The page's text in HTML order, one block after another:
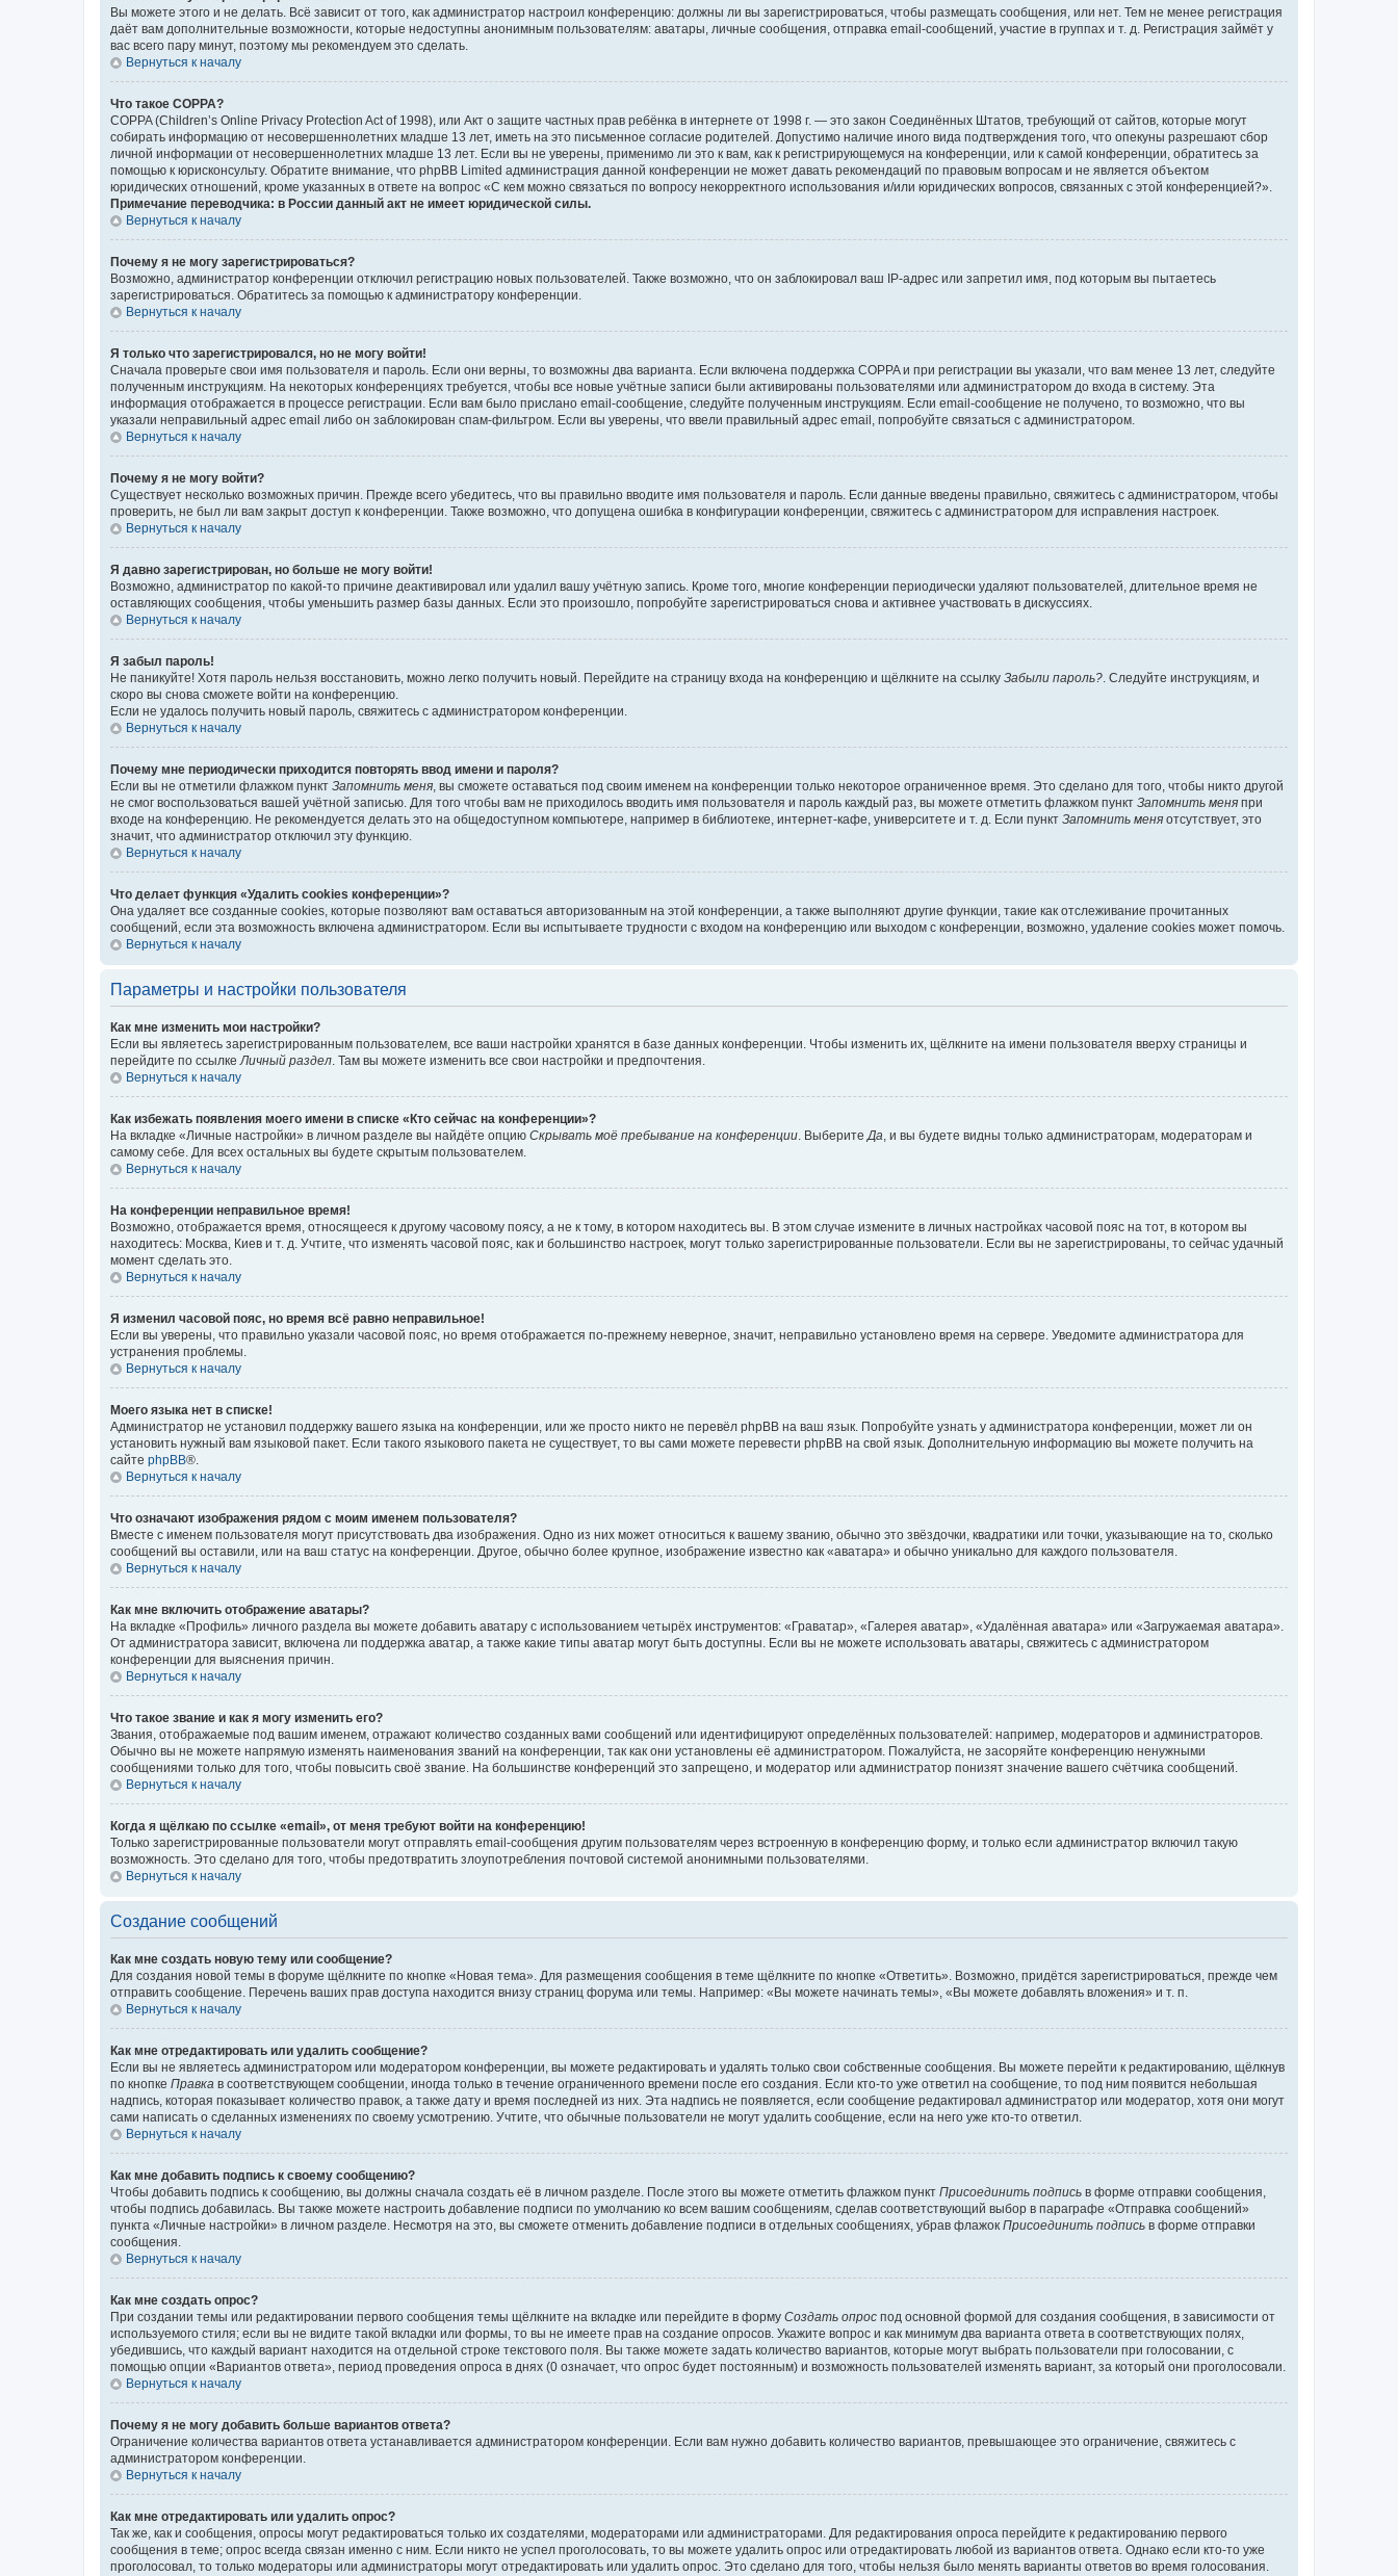
Вы можете этого и не делать. Всё зависит от того, как администратор настроил конференцию: должны ли вы зарегистрироваться, чтобы размещать сообщения, или нет. Тем не менее регистрация
даёт вам дополнительные возможности, которые недоступны анонимным пользователям: аватары, личные сообщения, отправка email-сообщений, участие в группах и т. д. Регистрация займёт у
вас всего пару минут, поэтому мы рекомендуем это сделать.
Вернуться к началу
Что такое COPPA?
COPPA (Children’s Online Privacy Protection Act of 1998), или Акт о защите частных прав ребёнка в интернете от 1998 г. — это закон Соединённых Штатов, требующий от сайтов, которые могут
собирать информацию от несовершеннолетних младше 13 лет, иметь на это письменное согласие родителей. Допустимо наличие иного вида подтверждения того, что опекуны разрешают сбор
личной информации от несовершеннолетних младше 13 лет. Если вы не уверены, применимо ли это к вам, как к регистрирующемуся на конференции, или к самой конференции, обратитесь за
помощью к юрисконсульту. Обратите внимание, что phpBB Limited администрация данной конференции не может давать рекомендаций по правовым вопросам и не является объектом
юридических отношений, кроме указанных в ответе на вопрос «С кем можно связаться по вопросу некорректного использования и/или юридических вопросов, связанных с этой конференцией?».
Примечание переводчика: в России данный акт не имеет юридической силы.
Вернуться к началу
Почему я не могу зарегистрироваться?
Возможно, администратор конференции отключил регистрацию новых пользователей. Также возможно, что он заблокировал ваш IP-адрес или запретил имя, под которым вы пытаетесь
зарегистрироваться. Обратитесь за помощью к администратору конференции.
Вернуться к началу
Я только что зарегистрировался, но не могу войти!
Сначала проверьте свои имя пользователя и пароль. Если они верны, то возможны два варианта. Если включена поддержка COPPA и при регистрации вы указали, что вам менее 13 лет, следуйте
полученным инструкциям. На некоторых конференциях требуется, чтобы все новые учётные записи были активированы пользователями или администратором до входа в систему. Эта
информация отображается в процессе регистрации. Если вам было прислано email-сообщение, следуйте полученным инструкциям. Если email-сообщение не получено, то возможно, что вы
указали неправильный адрес email либо он заблокирован спам-фильтром. Если вы уверены, что ввели правильный адрес email, попробуйте связаться с администратором.
Вернуться к началу
Почему я не могу войти?
Существует несколько возможных причин. Прежде всего убедитесь, что вы правильно вводите имя пользователя и пароль. Если данные введены правильно, свяжитесь с администратором, чтобы
проверить, не был ли вам закрыт доступ к конференции. Также возможно, что допущена ошибка в конфигурации конференции, свяжитесь с администратором для исправления настроек.
Вернуться к началу
Я давно зарегистрирован, но больше не могу войти!
Возможно, администратор по какой-то причине деактивировал или удалил вашу учётную запись. Кроме того, многие конференции периодически удаляют пользователей, длительное время не
оставляющих сообщения, чтобы уменьшить размер базы данных. Если это произошло, попробуйте зарегистрироваться снова и активнее участвовать в дискуссиях.
Вернуться к началу
Я забыл пароль!
Не паникуйте! Хотя пароль нельзя восстановить, можно легко получить новый. Перейдите на страницу входа на конференцию и щёлкните на ссылку Забыли пароль? . Следуйте инструкциям, и
скоро вы снова сможете войти на конференцию.
Если не удалось получить новый пароль, свяжитесь с администратором конференции.
Вернуться к началу
Почему мне периодически приходится повторять ввод имени и пароля?
Если вы не отметили флажком пункт Запомнить меня , вы сможете оставаться под своим именем на конференции только некоторое ограниченное время. Это сделано для того, чтобы никто другой
не смог воспользоваться вашей учётной записью. Для того чтобы вам не приходилось вводить имя пользователя и пароль каждый раз, вы можете отметить флажком пункт Запомнить меня при
входе на конференцию. Не рекомендуется делать это на общедоступном компьютере, например в библиотеке, интернет-кафе, университете и т. д. Если пункт Запомнить меня отсутствует, это
значит, что администратор отключил эту функцию.
Вернуться к началу
Что делает функция «Удалить cookies конференции»?
Она удаляет все созданные cookies, которые позволяют вам оставаться авторизованным на этой конференции, а также выполняют другие функции, такие как отслеживание прочитанных
сообщений, если эта возможность включена администратором. Если вы испытываете трудности с входом на конференцию или выходом с конференции, возможно, удаление cookies может помочь.
Вернуться к началу
Параметры и настройки пользователя
Как мне изменить мои настройки?
Если вы являетесь зарегистрированным пользователем, все ваши настройки хранятся в базе данных конференции. Чтобы изменить их, щёлкните на имени пользователя вверху страницы и
перейдите по ссылке Личный раздел . Там вы можете изменить все свои настройки и предпочтения.
Вернуться к началу
Как избежать появления моего имени в списке «Кто сейчас на конференции»?
На вкладке «Личные настройки» в личном разделе вы найдёте опцию Скрывать моё пребывание на конференции . Выберите Да , и вы будете видны только администраторам, модераторам и
самому себе. Для всех остальных вы будете скрытым пользователем.
Вернуться к началу
На конференции неправильное время!
Возможно, отображается время, относящееся к другому часовому поясу, а не к тому, в котором находитесь вы. В этом случае измените в личных настройках часовой пояс на тот, в котором вы
находитесь: Москва, Киев и т. д. Учтите, что изменять часовой пояс, как и большинство настроек, могут только зарегистрированные пользователи. Если вы не зарегистрированы, то сейчас удачный
момент сделать это.
Вернуться к началу
Я изменил часовой пояс, но время всё равно неправильное!
Если вы уверены, что правильно указали часовой пояс, но время отображается по-прежнему неверное, значит, неправильно установлено время на сервере. Уведомите администратора для
устранения проблемы.
Вернуться к началу
Моего языка нет в списке!
Администратор не установил поддержку вашего языка на конференции, или же просто никто не перевёл phpBB на ваш язык. Попробуйте узнать у администратора конференции, может ли он
установить нужный вам языковой пакет. Если такого языкового пакета не существует, то вы сами можете перевести phpBB на свой язык. Дополнительную информацию вы можете получить на
сайте phpBB®.
Вернуться к началу
Что означают изображения рядом с моим именем пользователя?
Вместе с именем пользователя могут присутствовать два изображения. Одно из них может относиться к вашему званию, обычно это звёздочки, квадратики или точки, указывающие на то, сколько
сообщений вы оставили, или на ваш статус на конференции. Другое, обычно более крупное, изображение известно как «аватара» и обычно уникально для каждого пользователя.
Вернуться к началу
Как мне включить отображение аватары?
На вкладке «Профиль» личного раздела вы можете добавить аватару с использованием четырёх инструментов: «Граватар», «Галерея аватар», «Удалённая аватара» или «Загружаемая аватара».
От администратора зависит, включена ли поддержка аватар, а также какие типы аватар могут быть доступны. Если вы не можете использовать аватары, свяжитесь с администратором
конференции для выяснения причин.
Вернуться к началу
Что такое звание и как я могу изменить его?
Звания, отображаемые под вашим именем, отражают количество созданных вами сообщений или идентифицируют определённых пользователей: например, модераторов и администраторов.
Обычно вы не можете напрямую изменять наименования званий на конференции, так как они установлены её администратором. Пожалуйста, не засоряйте конференцию ненужными
сообщениями только для того, чтобы повысить своё звание. На большинстве конференций это запрещено, и модератор или администратор понизят значение вашего счётчика сообщений.
Вернуться к началу
Когда я щёлкаю по ссылке «email», от меня требуют войти на конференцию!
Только зарегистрированные пользователи могут отправлять email-сообщения другим пользователям через встроенную в конференцию форму, и только если администратор включил такую
возможность. Это сделано для того, чтобы предотвратить злоупотребления почтовой системой анонимными пользователями.
Вернуться к началу
Создание сообщений
Как мне создать новую тему или сообщение?
Для создания новой темы в форуме щёлкните по кнопке «Новая тема». Для размещения сообщения в теме щёлкните по кнопке «Ответить». Возможно, придётся зарегистрироваться, прежде чем
отправить сообщение. Перечень ваших прав доступа находится внизу страниц форума или темы. Например: «Вы можете начинать темы», «Вы можете добавлять вложения» и т. п.
Вернуться к началу
Как мне отредактировать или удалить сообщение?
Если вы не являетесь администратором или модератором конференции, вы можете редактировать и удалять только свои собственные сообщения. Вы можете перейти к редактированию, щёлкнув
по кнопке Правка в соответствующем сообщении, иногда только в течение ограниченного времени после его создания. Если кто-то уже ответил на сообщение, то под ним появится небольшая
надпись, которая показывает количество правок, а также дату и время последней из них. Эта надпись не появляется, если сообщение редактировал администратор или модератор, хотя они могут
сами написать о сделанных изменениях по своему усмотрению. Учтите, что обычные пользователи не могут удалить сообщение, если на него уже кто-то ответил.
Вернуться к началу
Как мне добавить подпись к своему сообщению?
Чтобы добавить подпись к сообщению, вы должны сначала создать её в личном разделе. После этого вы можете отметить флажком пункт Присоединить подпись в форме отправки сообщения,
чтобы подпись добавилась. Вы также можете настроить добавление подписи по умолчанию ко всем вашим сообщениям, сделав соответствующий выбор в параграфе «Отправка сообщений»
пункта «Личные настройки» в личном разделе. Несмотря на это, вы сможете отменить добавление подписи в отдельных сообщениях, убрав флажок Присоединить подпись в форме отправки
сообщения.
Вернуться к началу
Как мне создать опрос?
При создании темы или редактировании первого сообщения темы щёлкните на вкладке или перейдите в форму Создать опрос под основной формой для создания сообщения, в зависимости от
используемого стиля; если вы не видите такой вкладки или формы, то вы не имеете прав на создание опросов. Укажите вопрос и как минимум два варианта ответа в соответствующих полях,
убедившись, что каждый вариант находится на отдельной строке текстового поля. Вы также можете задать количество вариантов, которые могут выбрать пользователи при голосовании, с
помощью опции «Вариантов ответа», период проведения опроса в днях (0 означает, что опрос будет постоянным) и возможность пользователей изменять вариант, за который они проголосовали.
Вернуться к началу
Почему я не могу добавить больше вариантов ответа?
Ограничение количества вариантов ответа устанавливается администратором конференции. Если вам нужно добавить количество вариантов, превышающее это ограничение, свяжитесь с
администратором конференции.
Вернуться к началу
Как мне отредактировать или удалить опрос?
Так же, как и сообщения, опросы могут редактироваться только их создателями, модераторами или администраторами. Для редактирования опроса перейдите к редактированию первого
сообщения в теме; опрос всегда связан именно с ним. Если никто не успел проголосовать, то вы можете удалить опрос или отредактировать любой из вариантов ответа. Однако если кто-то уже
проголосовал, то только модераторы или администраторы могут отредактировать или удалить опрос. Это сделано для того, чтобы нельзя было менять варианты ответов во время голосования.